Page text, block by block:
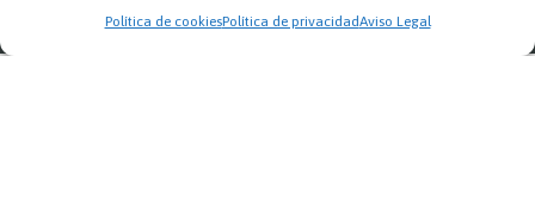
Política de cookiesPolítica de privacidadAviso Legal